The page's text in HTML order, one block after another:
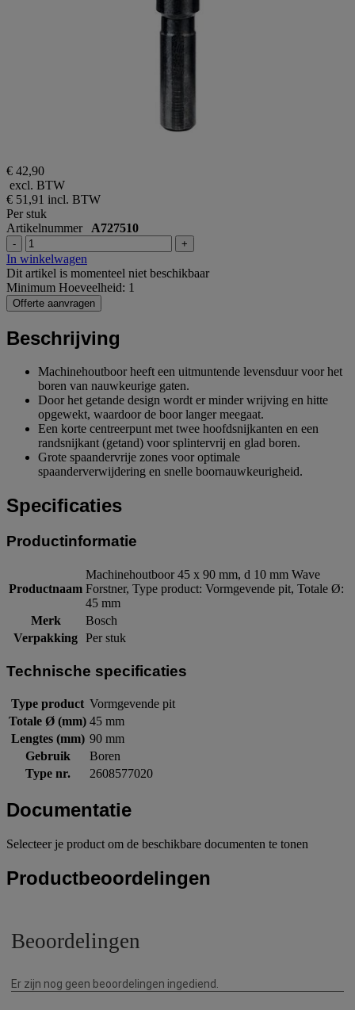
€ 42,90
excl. BTW
€ 51,91 incl. BTW
Per stuk
Artikelnummer A727510
- +
In winkelwagen
Dit artikel is momenteel niet beschikbaar
Minimum Hoeveelheid: 1
Offerte aanvragen
Beschrijving
Machinehoutboor heeft een uitmuntende levensduur voor het
boren van nauwkeurige gaten.
Door het getande design wordt er minder wrijving en hitte
opgewekt, waardoor de boor langer meegaat.
Een korte centreerpunt met twee hoofdsnijkanten en een
randsnijkant (getand) voor splintervrij en glad boren.
Grote spaandervrije zones voor optimale
spaanderverwijdering en snelle boornauwkeurigheid.
Specificaties
Productinformatie
Productnaam
Machinehoutboor 45 x 90 mm, d 10 mm Wave
Forstner, Type product: Vormgevende pit, Totale Ø:
45 mm
Merk
Bosch
Verpakking Per stuk
Technische specificaties
Type product Vormgevende pit
Totale Ø (mm) 45 mm
Lengtes (mm) 90 mm
Gebruik
Boren
Type nr.
2608577020
Documentatie
Selecteer je product om de beschikbare documenten te tonen
Productbeoordelingen